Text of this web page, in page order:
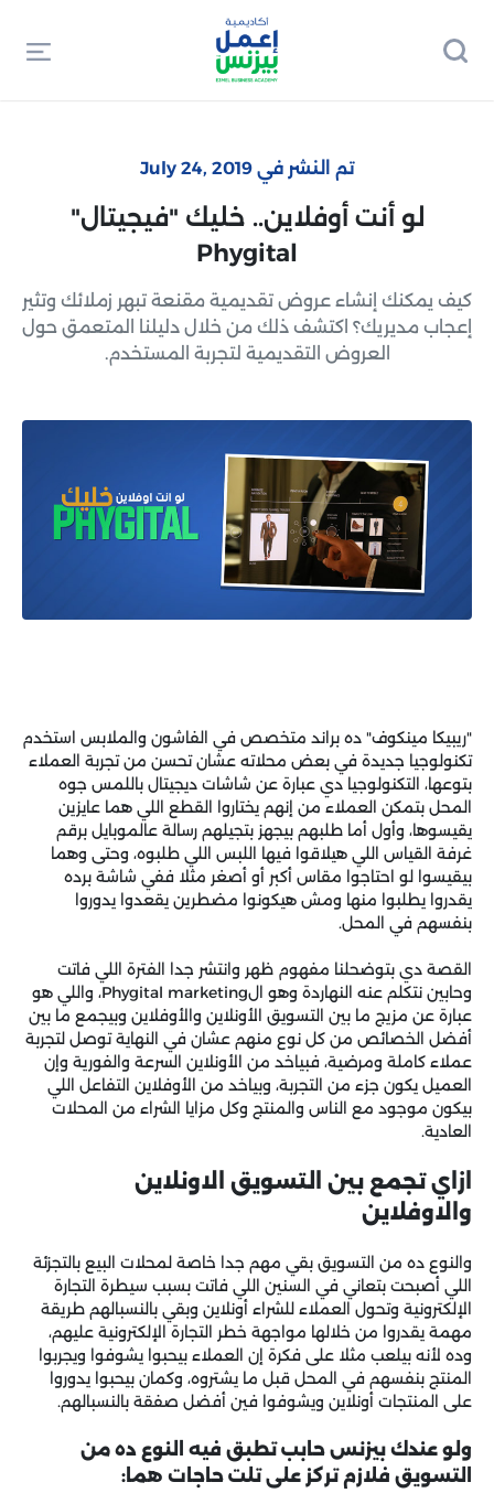
تم النشر في July 24, 2019
لو أنت أوفلاين.. خليك "فيجيتال"
Phygital
كيف يمكنك إنشاء عروض تقديمية مقنعة تبهر زملائك وتثير
إعجاب مديريك؟ اكتشف ذلك من خلال دليلنا المتعمق حول
العروض التقديمية لتجربة المستخدم.
"ريبيكا مينكوف" ده براند متخصص في الفاشون والملابس استخدم
تكنولوجيا جديدة في بعض محلاته عشان تحسن من تجربة العملاء
بتوعها، التكنولوجيا دي عبارة عن شاشات ديجيتال باللمس جوه
المحل بتمكن العملاء من إنهم يختاروا القطع اللي هما عايزين
يقيسوها، وأول أما طلبهم بيجهز بتجيلهم رسالة عالموبايل برقم
غرفة القياس اللي هيلاقوا فيها اللبس اللي طلبوه، وحتى وهما
بيقيسوا لو احتاجوا مقاس أكبر أو أصغر مثلا ففي شاشة برده
يقدروا يطلبوا منها ومش هيكونوا مضطرين يقعدوا يدوروا
بنفسهم في المحل.
القصة دي بتوضحلنا مفهوم ظهر وانتشر جدا الفترة اللي فاتت
وحابين نتكلم عنه النهاردة وهو الPhygital marketing، واللي هو
عبارة عن مزيج ما بين التسويق الأونلاين والأوفلاين وبيجمع ما بين
أفضل الخصائص من كل نوع منهم عشان في النهاية توصل لتجربة
عملاء كاملة ومرضية، فبياخد من الأونلاين السرعة والفورية وإن
العميل يكون جزء من التجربة، وبياخد من الأوفلاين التفاعل اللي
بيكون موجود مع الناس والمنتج وكل مزايا الشراء من المحلات
العادية.
ازاي تجمع بين التسويق الاونلاين
والاوفلاين
والنوع ده من التسويق بقي مهم جدا خاصة لمحلات البيع بالتجزئة
اللي أصبحت بتعاني في السنين اللي فاتت بسبب سيطرة التجارة
الإلكترونية وتحول العملاء للشراء أونلاين وبقي بالنسبالهم طريقة
مهمة يقدروا من خلالها مواجهة خطر التجارة الإلكترونية عليهم،
وده لأنه بيلعب مثلا على فكرة إن العملاء بيحبوا يشوفوا ويجربوا
المنتج بنفسهم في المحل قبل ما يشتروه، وكمان بيحبوا يدوروا
على المنتجات أونلاين ويشوفوا فين أفضل صفقة بالنسبالهم.
ولو عندك بيزنس حابب تطبق فيه النوع ده من
التسويق فلازم تركز على تلت حاجات هما: